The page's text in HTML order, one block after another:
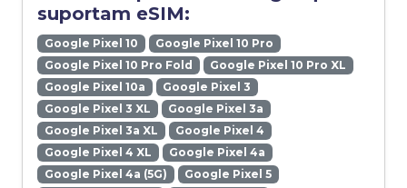
suportam eSIM:
Google Pixel 10
Google Pixel 10 Pro
Google Pixel 10 Pro Fold
Google Pixel 10 Pro XL
Google Pixel 10a
Google Pixel 3
Google Pixel 3 XL
Google Pixel 3a
Google Pixel 3a XL
Google Pixel 4
Google Pixel 4 XL
Google Pixel 4a
Google Pixel 4a (5G)
Google Pixel 5